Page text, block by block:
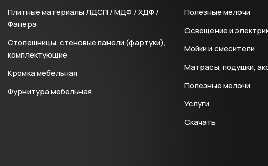
Плитные материалы ЛДСП / МДФ / ХДФ /
Фанера
Столешницы, стеновые панели (фартуки),
комплектующие
Кромка мебельная
Фурнитура мебельная
Полезные мелочи
Освещение и
Мойки и смесители
Матрасы, подушки,
Полезные мелочи
Услуги
Скачать